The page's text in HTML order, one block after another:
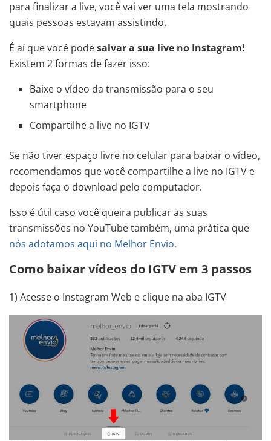
para finalizar a live, você vai ver uma tela mostrando
quais pessoas estavam assistindo.
É aí que você podesalvar a sua live no Instagram!
Existem 2 formas de fazer isso:
Baixe o vídeo da transmissão para o seu
smartphone
Compartilhe a live no IGTV
Se não tiver espaço livre no celular para baixar o vídeo,
recomendamos que você compartilhe a live no IGTV e
depois faça o download pelo computador.
Isso é útil caso você queira publicar as suas
transmissões no YouTube também, uma prática que
nós adotamos aqui no Melhor Envio.
Como baixar vídeos do IGTV em 3 passos
1) Acesse o Instagram Web e clique na aba IGTV